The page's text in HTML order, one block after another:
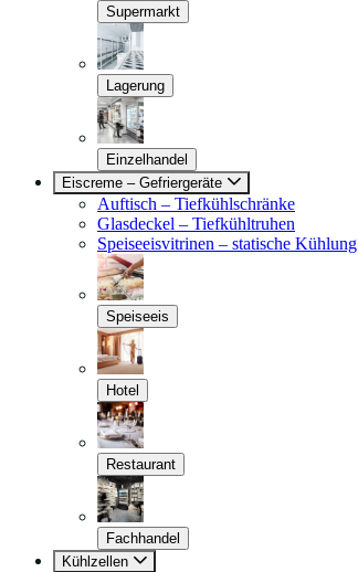
Supermarkt
Lagerung
Einzelhandel
Eiscreme – Gefriergeräte
Auftisch – Tiefkühlschränke
Glasdeckel – Tiefkühltruhen
Speiseeisvitrinen – statische Kühlung
Speiseeis
Hotel
Restaurant
Fachhandel
Kühlzellen